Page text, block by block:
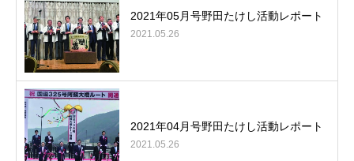
2021年05月号野田たけし活動レポート
2021.05.26
2021年04月号野田たけし活動レポート
2021.05.26